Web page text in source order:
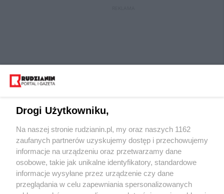
Wydawca mediów lokalnych
Drogi Użytkowniku,
Na naszej stronie rudzianin.pl, my oraz naszych 1162
zaufanych partnerów uzyskujemy dostęp i przechowujemy
informacje na urządzeniu oraz przetwarzamy dane
osobowe, takie jak unikalne identyfikatory, standardowe
informacje wysyłane przez urządzenie czy dane
przeglądania w celu zapewniania spersonalizowanych